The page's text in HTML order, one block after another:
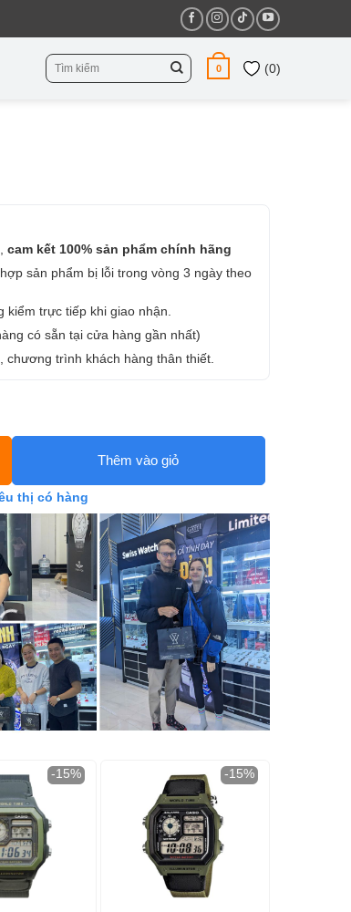
Tìm
kiếm:
0 (0)
cam kết 100% sản phẩm chính hãng
sản phẩm bị lỗi trong vòng 3 ngày theo
trực tiếp khi giao nhận.
có sẵn tại cửa hàng gần nhất)
, chương trình khách hàng thân thiết.
Thêm vào giỏ
thị có hàng
-15% -15%